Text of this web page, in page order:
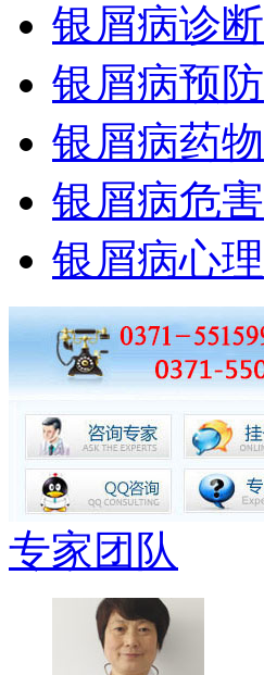
银屑病诊断
银屑病预防
银屑病药物
银屑病危害
银屑病心理
专家团队